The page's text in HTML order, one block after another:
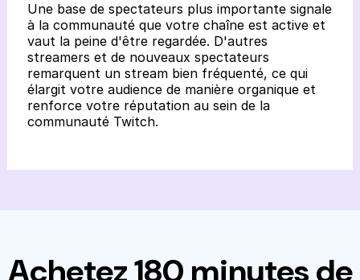
Une base de spectateurs plus importante signale
à la communauté que votre chaîne est active et
vaut la peine d'être regardée. D'autres
streamers et de nouveaux spectateurs
remarquent un stream bien fréquenté, ce qui
élargit votre audience de manière organique et
renforce votre réputation au sein de la
communauté Twitch.
Achetez 180 minutes de